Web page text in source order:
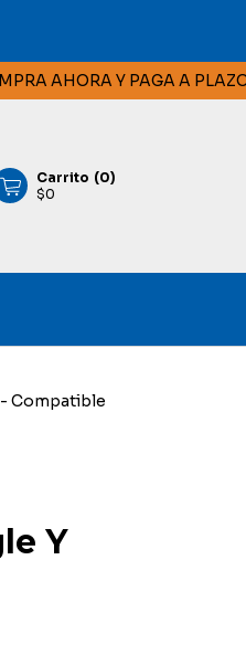
AHORA Y PAGA A PLAZOS
Carrito (0)
$0
Compatible
Y